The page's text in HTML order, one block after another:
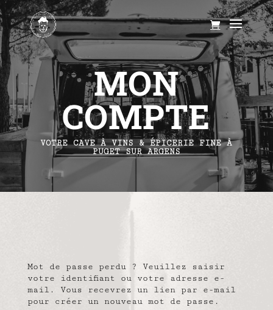
MON
COMPTE
VOTRE CAVE À VINS & ÉPICERIE FINE À
PUGET SUR ARGENS
Mot de passe perdu ? Veuillez saisir
votre identifiant ou votre adresse e-
mail. Vous recevrez un lien par e-mail
pour créer un nouveau mot de passe.